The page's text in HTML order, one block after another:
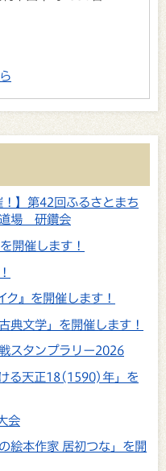
！】第42回ふるさとまち
場 研鑽会
開催します！
ク』を開催します！
典文学」を開催します！
スタンプラリー2026
る天正18(1590)年」を
会
絵本作家 居初つな」を開